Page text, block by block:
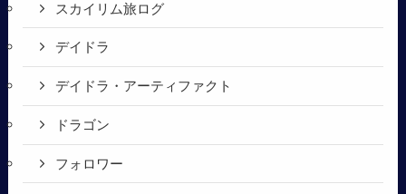
スカイリム旅ログ
デイドラ
デイドラ・アーティファクト
ドラゴン
フォロワー